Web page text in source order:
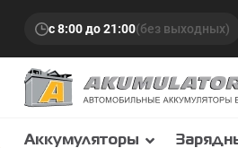
с 8:00 до 21:00(без выходных)
Аккумуляторы